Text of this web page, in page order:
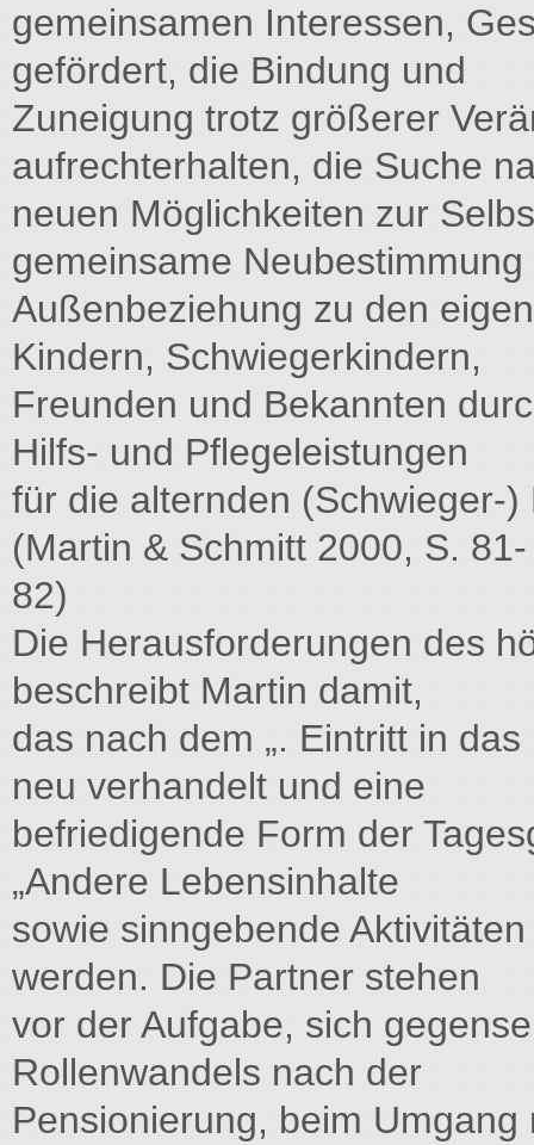
gemeinsamen Interessen,
gefördert, die Bindung und
Zuneigung trotz größerer
aufrechterhalten, die Suche
neuen Möglichkeiten zur
gemeinsame Neubestimmung
Außenbeziehung zu den
Kindern, Schwiegerkindern,
Freunden und Bekannten
Hilfs- und Pflegeleistungen
für die alternden (Schwieger-
(Martin & Schmitt 2000, S. 81-
82)
Die Herausforderungen des
beschreibt Martin damit,
das nach dem „. Eintritt in
neu verhandelt und eine
befriedigende Form der
„Andere Lebensinhalte
sowie sinngebende
werden. Die Partner stehen
vor der Aufgabe, sich
Rollenwandels nach der
Pensionierung, beim